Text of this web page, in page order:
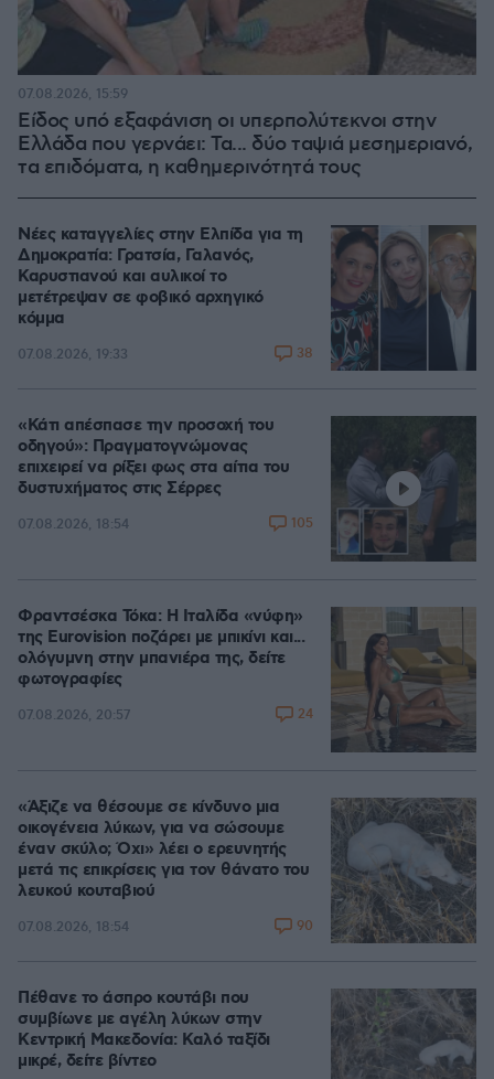
Είδος υπό εξαφάνιση οι υπερπολύτεκνοι στην
Ελλάδα που γερνάει: Τα... δύο ταψιά μεσημεριανό,
τα επιδόματα, η καθημερινότητά τους
07.08.2026, 15:59
Νέες καταγγελίες στην Ελπίδα για τη
Δημοκρατία: Γρατσία, Γαλανός,
Καρυστιανού και αυλικοί το
μετέτρεψαν σε φοβικό αρχηγικό
κόμμα
07.08.2026, 19:33 38
«Κάτι απέσπασε την προσοχή του
οδηγού»: Πραγματογνώμονας
επιχειρεί να ρίξει φως στα αίτια του
δυστυχήματος στις Σέρρες
07.08.2026, 18:54 105
Φραντσέσκα Τόκα: Η Ιταλίδα «νύφη»
της Eurovision ποζάρει με μπικίνι και...
ολόγυμνη στην μπανιέρα της, δείτε
φωτογραφίες
07.08.2026, 20:57 24
«Άξιζε να θέσουμε σε κίνδυνο μια
οικογένεια λύκων, για να σώσουμε
έναν σκύλο; Όχι» λέει ο ερευνητής
μετά τις επικρίσεις για τον θάνατο του
λευκού κουταβιού
07.08.2026, 18:54 90
Πέθανε το άσπρο κουτάβι που
συμβίωνε με αγέλη λύκων στην
Κεντρική Μακεδονία: Καλό ταξίδι
μικρέ, δείτε βίντεο